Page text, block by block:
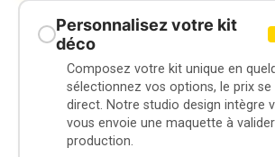
Personnalisez votre kit
déco
Composez votre kit unique en
sélectionnez vos options, le prix se
direct. Notre studio design intègre
vous envoie une maquette à
production.